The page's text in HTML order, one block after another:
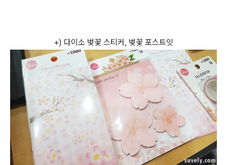
+) 다이소 벚꽃 스티커, 벚꽃 포스트잇